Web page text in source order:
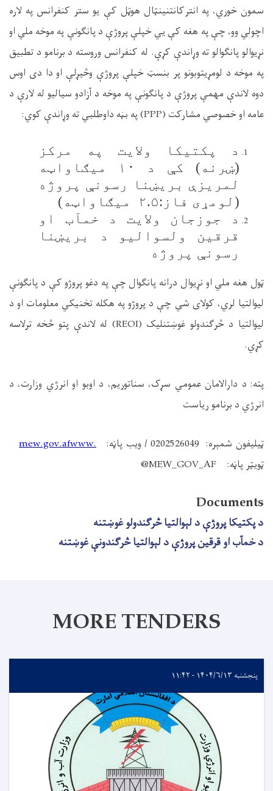
سمون خوري، په انترکانتنینټال هوټل کې یو ستر کنفرانس په لاره
اچولي وو، چې په هغه کې یي خپلې پروژې د پانګونې په موخه ملي او
نړیوالو پانګوالو ته وړاندې کړې. له کنفرانس وروسته د برنامو د تطبیق
په موخه د لومړیتوبونو پر بنسټ خپلې پروژې وڅیړلې او دا دی اوس
دوه لاندې مهمې پروژې د پانګونې په موخه د آزادو سیالیو له لارې د
عامه او خصوصي مشارکت (
PPP
)په بڼه داوطلبي ته وړاندې کوي:
د پکتیکا ولایت په مرکز
(ښرنه) کې د ۱۰ میګاواټه
لمریزې بریښنا رسونې پروژه
(لومړی فاز:۲.۵ میګاواټه)
د جوزجان ولایت د خمآب او
قرقین ولسوالیو د بریښنا
رسونې پروژه
ټول هغه ملي او نړیوال درانه پانګوال چې په دغو پروژو کې د پانګونې
لیوالتیا لري، کولای شي چې د پروژو په هکله تخنیکي معلومات او د
لیوالتیا د څرګندولو غوښتنلیک (REOI) له لاندې پتو څخه ترلاسه
کړي.
پته: د دارالامان عمومي سړک، سناتوریم، د اوبو او انرژي وزارت، د
انرژي د برنامو ریاست
ټیلیفون شمېره: 0202526049 / ویب پاڼه:
www.
mew.gov.af
ټویټر پاڼه:
@MEW_GOV_AF
Documents
د پکتیکا پروژې د لېوالتیا څرګندولو غوښتنه
د خمآب او قرقین پروژې د لېوالتیا څرګندونې غوښتنه
MORE TENDERS
پنجشنبه ۱۴۰۴/۶/۱۳ - ۱۱:۴۲